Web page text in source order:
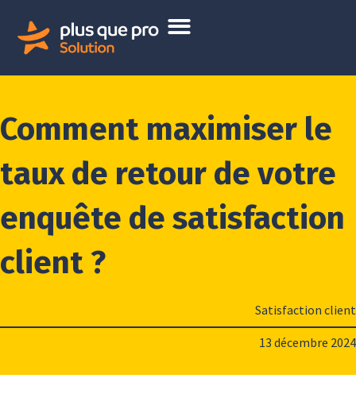
Comment maximiser le
taux de retour de votre
enquête de satisfaction
client ?
Satisfaction client
13 décembre 2024